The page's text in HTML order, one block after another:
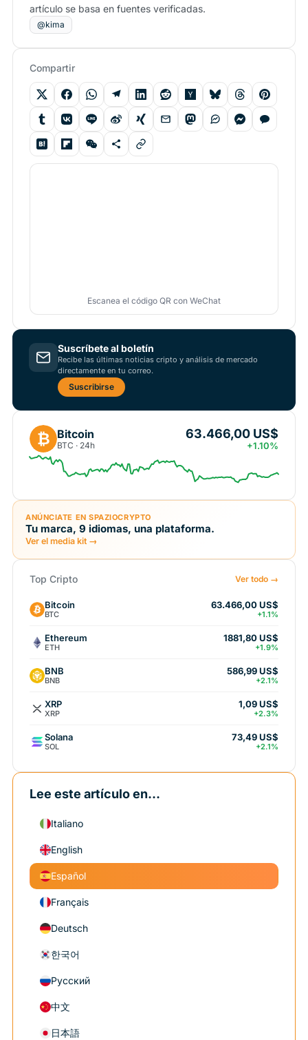
artículo se basa en fuentes verificadas.
@kima
Compartir
Escanea el código QR con WeChat
Suscríbete al boletín
Recibe las últimas noticias cripto y análisis de mercado
directamente en tu correo.
Suscribirse
₿ Bitcoin
BTC · 24h
63.466,00 US$
+1.10%
ANÚNCIATE EN SPAZIOCRYPTO
Tu marca, 9 idiomas, una plataforma.
Ver el media kit →
Top Cripto Ver todo →
Bitcoin
BTC
63.466,00 US$
+1.1%
Ethereum
ETH
1881,80 US$
+1.9%
BNB
BNB
586,99 US$
+2.1%
XRP
XRP
1,09 US$
+2.3%
Solana
SOL
73,49 US$
+2.1%
Lee este artículo en...
Italiano
English
Español
Français
Deutsch
한국어
Русский
中文
日本語